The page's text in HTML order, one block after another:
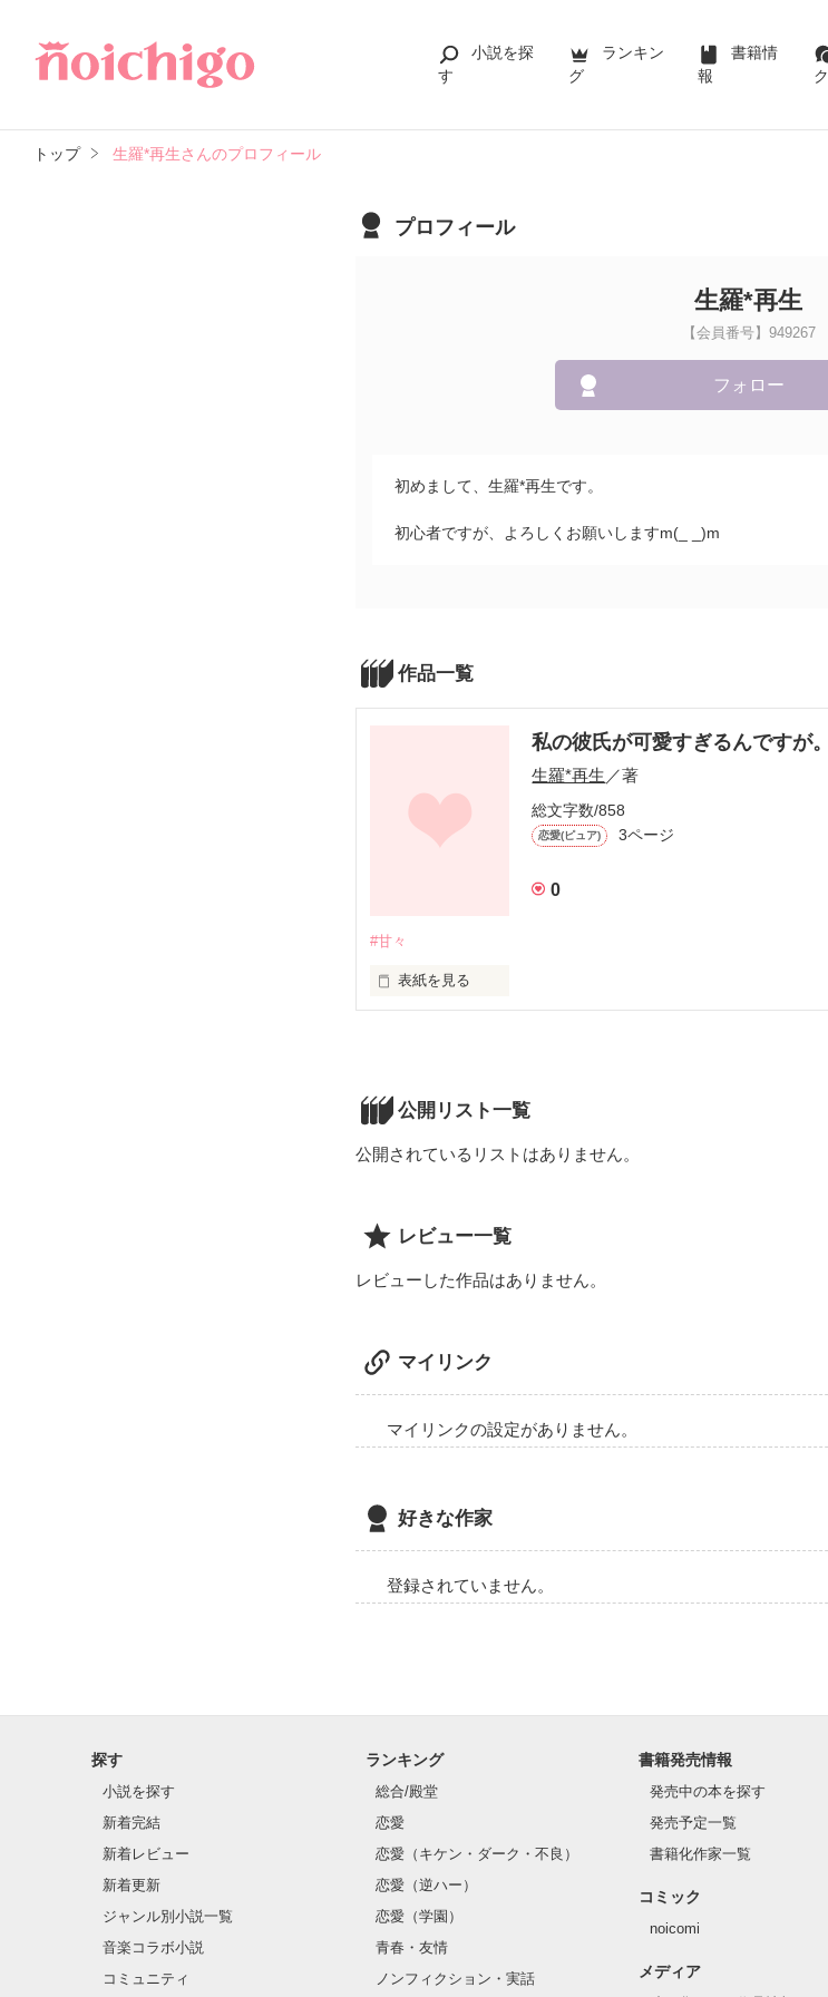
小説を探
す
ランキン
グ
書籍情
報
ク
トップ 生羅*再生さんのプロフィール
プロフィール
生羅*再生
【会員番号】949267
フォロー
初めまして、生羅*再生です。
初心者ですが、よろしくお願いしますm(_ _)m
作品一覧
私の彼氏が可愛すぎるんですが。
生羅*再生／著
総文字数/858
恋愛(ピュア) 3ページ
0
#甘々
表紙を見る
公開リスト一覧
公開されているリストはありません。
レビュー一覧
レビューした作品はありません。
マイリンク
マイリンクの設定がありません。
好きな作家
登録されていません。
探す
小説を探す
新着完結
新着レビュー
新着更新
ジャンル別小説一覧
音楽コラボ小説
コミュニティ
ランキング
総合/殿堂
恋愛
恋愛（キケン・ダーク・不良）
恋愛（逆ハー）
恋愛（学園）
青春・友情
ノンフィクション・実話
書籍発売情報
発売中の本を探す
発売予定一覧
書籍化作家一覧
コミック
noicomi
メディア